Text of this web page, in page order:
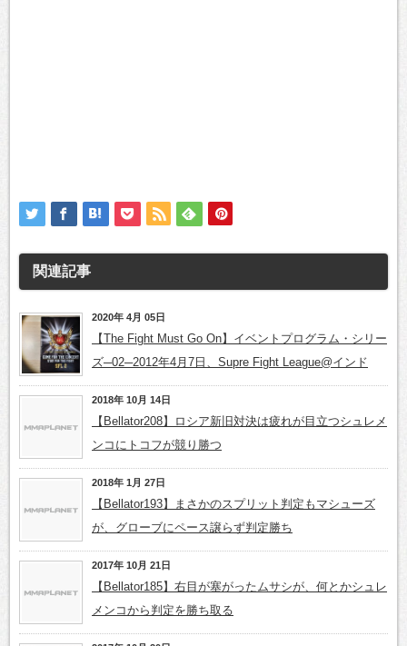
関連記事
2020年 4月 05日
【The Fight Must Go On】イベントプログラム・シリー
ズ─02─2012年4月7日、Supre Fight League@インド
2018年 10月 14日
【Bellator208】ロシア新旧対決は疲れが目立つシュレメ
ンコにトコフが競り勝つ
2018年 1月 27日
【Bellator193】まさかのスプリット判定もマシューズ
が、グローブにペース譲らず判定勝ち
2017年 10月 21日
【Bellator185】右目が塞がったムサシが、何とかシュレ
メンコから判定を勝ち取る